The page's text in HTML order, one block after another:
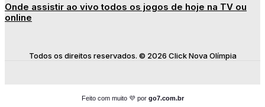
Onde assistir ao vivo todos os jogos de hoje na TV ou
online
Todos os direitos reservados. © 2026 Click Nova Olímpia
Feito com muito 💜 por go7.com.br